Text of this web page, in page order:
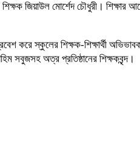
জিয়াউল মোর্শেদ চৌধুরী। শিক্ষার
করে স্কুলের শিক্ষক-শিক্ষার্থী
সবুজসহ অত্র প্রতিষ্ঠানের শিক্ষকবৃন্দ।